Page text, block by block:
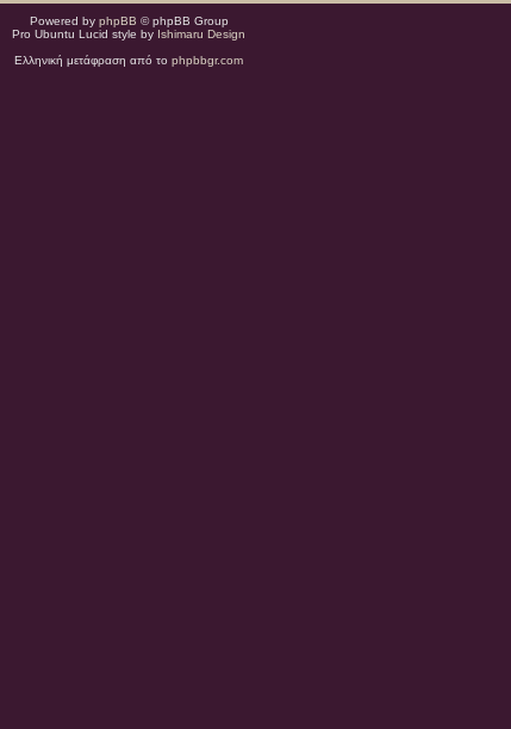
Powered by phpBB © phpBB Group
Pro Ubuntu Lucid style by Ishimaru Design
Ελληνική μετάφραση από το phpbbgr.com